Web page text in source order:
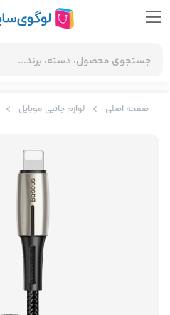
صفحه اصلی لوازم جانبی موبایل